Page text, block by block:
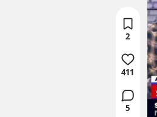
2
411
5